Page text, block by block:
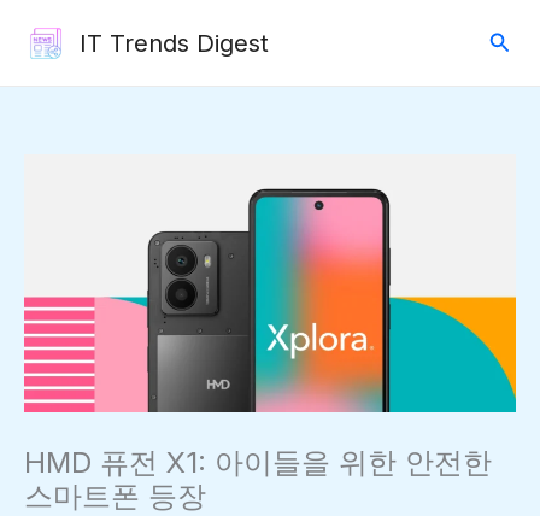
IT Trends Digest
검
HMD 퓨전 X1: 아이들을 위한 안전한
스마트폰 등장